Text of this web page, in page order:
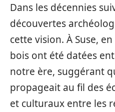
Dans les décennies
découvertes
cette vision. À Suse,
bois ont été datées
notre ère, suggérant
propageait au fil des
et culturaux entre les